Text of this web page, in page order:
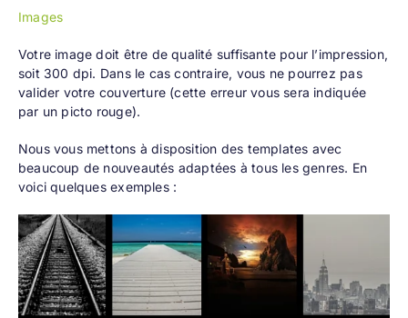
Images
Votre image doit être de qualité suffisante pour l’impression,
soit 300 dpi. Dans le cas contraire, vous ne pourrez pas
valider votre couverture (cette erreur vous sera indiquée
par un picto rouge).
Nous vous mettons à disposition des templates avec
beaucoup de nouveautés adaptées à tous les genres. En
voici quelques exemples :